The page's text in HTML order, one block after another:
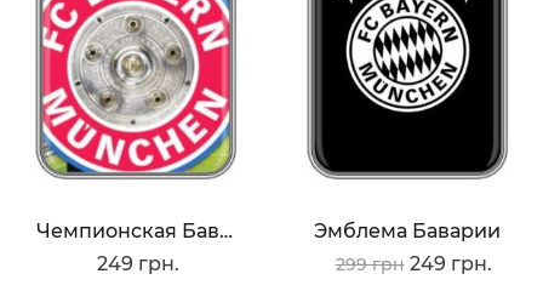
Чемпионская Бавария
249 грн.
Эмблема Баварии
299 грн 249 грн.